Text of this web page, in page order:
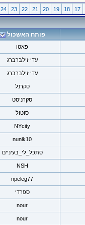
17
18
19
20
21
22
23
24
פותח האשכול
פאטו
עדי זילברברג
עדי זילברברג
סקרנל
סקרניסט
סוטול
NYcity
nunik10
סתכל_לי_בעיניים
NSH
npeleg77
ספרדי
nour
nour